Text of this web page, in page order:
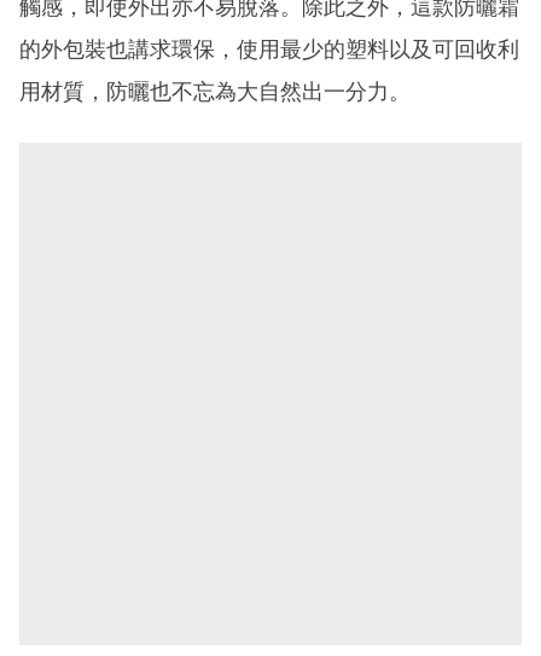
觸感，即使外出亦不易脫落。除此之外，這款防曬霜
的外包裝也講求環保，使用最少的塑料以及可回收利
用材質，防曬也不忘為大自然出一分力。